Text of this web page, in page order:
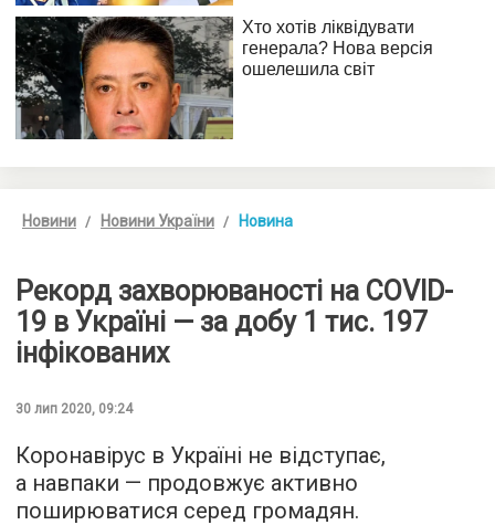
Новини Новини України Новина
Рекорд захворюваності на COVID-
19 в Україні — за добу 1 тис. 197
інфікованих
30 лип 2020, 09:24
Коронавірус в Україні не відступає,
а навпаки — продовжує активно
поширюватися серед громадян.